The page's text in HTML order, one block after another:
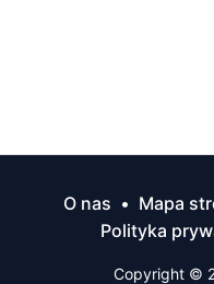
O nas • Mapa
Polityka
Copyright ©